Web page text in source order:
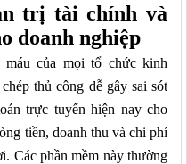
trị tài chính và
doanh nghiệp
của mọi tổ chức kinh
thủ công dễ gây sai sót
trực tuyến hiện nay cho
tiền, doanh thu và chi phí
Các phần mềm này thường